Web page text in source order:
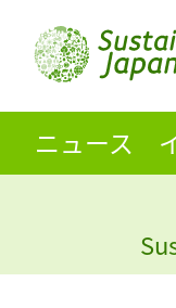
ニュース